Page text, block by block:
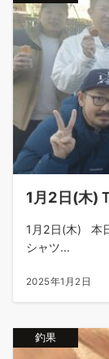
1月2日(木)
1月2日(木) 本
シャツ...
2025年1月2日
釣果